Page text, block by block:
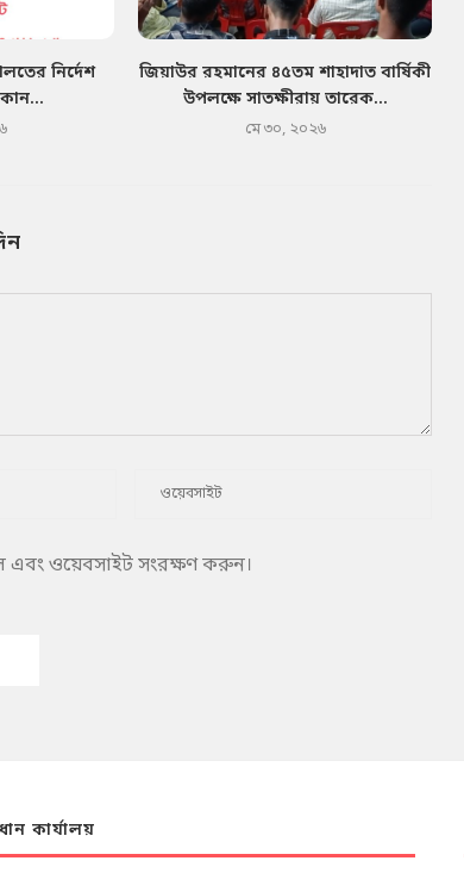
নির্দেশ
জিয়াউর রহমানের ৪৫তম শাহাদাত বার্ষিকী
উপলক্ষে সাতক্ষীরায় তারেক...
মে ৩০, ২০২৬
এবং ওয়েবসাইট সংরক্ষণ করুন।
কার্যালয়